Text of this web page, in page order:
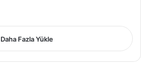
Daha Fazla Yükle